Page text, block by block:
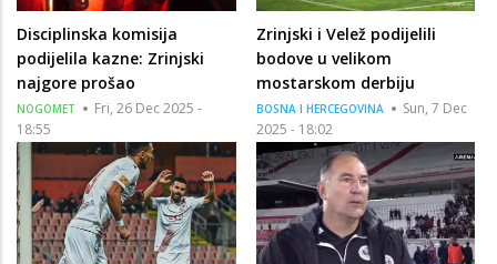
Disciplinska komisija
podijelila kazne: Zrinjski
najgore prošao
NOGOMET
Fri, 26 Dec 2025 -
18:55
Zrinjski i Velež podijelili
bodove u velikom
mostarskom derbiju
BOSNA I HERCEGOVINA
Sun, 7 Dec
2025 - 18:02